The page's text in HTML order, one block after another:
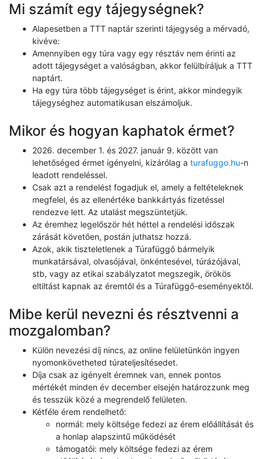
Mi számít egy tájegységnek?
Alapesetben a TTT naptár szerinti tájegység a mérvadó,
kivéve:
Amennyiben egy túra vagy egy résztáv nem érinti az
adott tájegységet a valóságban, akkor felülbíráljuk a TTT
naptárt.
Ha egy túra több tájegységet is érint, akkor mindegyik
tájegységhez automatikusan elszámoljuk.
Mikor és hogyan kaphatok érmet?
2026. december 1. és 2027. január 9. között van
lehetőséged érmet igényelni, kizárólag a turafuggo.hu-n
leadott rendeléssel.
Csak azt a rendelést fogadjuk el, amely a feltételeknek
megfelel, és az ellenértéke bankkártyás fizetéssel
rendezve lett. Az utalást megszüntetjük.
Az éremhez legelőször hét héttel a rendelési időszak
zárását követően, postán juthatsz hozzá.
Azok, akik tiszteletlenek a Túrafüggő bármelyik
munkatársával, olvasójával, önkéntesével, túrázójával,
stb, vagy az etikai szabályzatot megszegik, örökös
eltiltást kapnak az éremtől és a Túrafüggő-eseményektől.
Mibe kerül nevezni és résztvenni a
mozgalomban?
Külön nevezési díj nincs, az online felületünkön ingyen
nyomonkövetheted túrateljesítésedet.
Díja csak az igényelt éremnek van, ennek pontos
mértékét minden év december elsején határozzunk meg
és tesszük közé a megrendelő felületen.
Kétféle érem rendelhető:
normál: mely költsége fedezi az érem előállítását és
a honlap alapszintű működését
támogatói: mely költsége fedezi az érem